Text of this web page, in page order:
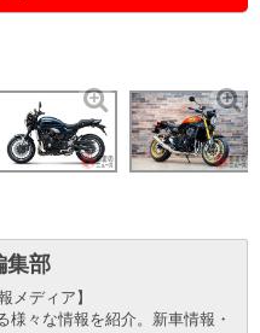
集部
メディア】
々な情報を紹介。新車情報・